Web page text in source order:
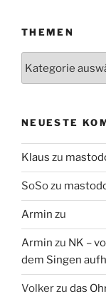
THEMEN
NEUESTE
Klaus zu
SoSozu
Armin zu
Armin zu NK –
dem Singen
Volkerzu das